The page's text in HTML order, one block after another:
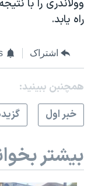
وولاندری را با
راه یابد.
اشتراک
همچنبن ببینید:
خبر اول
بیشتر